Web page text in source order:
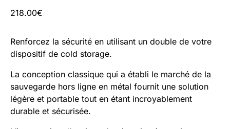
218.00€
Renforcez la sécurité en utilisant un double de votre
dispositif de cold storage.
La conception classique qui a établi le marché de la
sauvegarde hors ligne en métal fournit une solution
légère et portable tout en étant incroyablement
durable et sécurisée.